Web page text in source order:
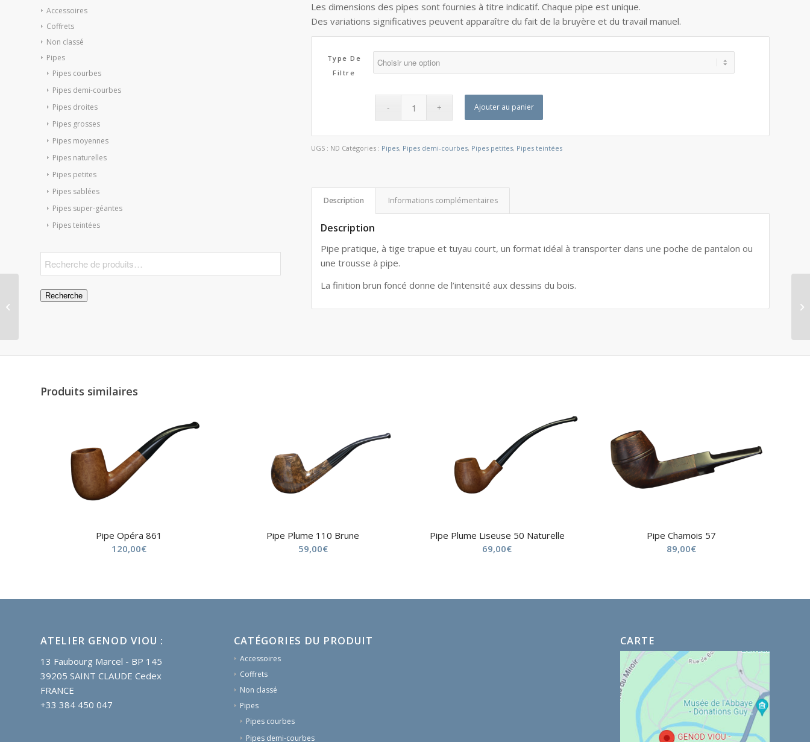
Accessoires
Coffrets
Non classé
Pipes
Pipes courbes
Pipes demi-courbes
Pipes droites
Pipes grosses
Pipes moyennes
Pipes naturelles
Pipes petites
Pipes sablées
Pipes super-géantes
Pipes teintées
Recherche
Les dimensions des pipes sont fournies à titre indicatif. Chaque pipe est unique.
Des variations significatives peuvent apparaître du fait de la bruyère et du travail manuel.
Type De
Filtre
Ajouter au panier
UGS : ND Catégories : Pipes, Pipes demi-courbes, Pipes petites, Pipes teintées
Description Informations complémentaires
Description
Pipe pratique, à tige trapue et tuyau court, un format idéal à transporter dans une poche de pantalon ou
une trousse à pipe.
La finition brun foncé donne de l’intensité aux dessins du bois.
Produits similaires
Pipe Opéra 861
120,00€
Pipe Plume 110 Brune
59,00€
Pipe Plume Liseuse 50 Naturelle
69,00€
Pipe Chamois 57
89,00€
ATELIER GENOD VIOU :
13 Faubourg Marcel - BP 145
39205 SAINT CLAUDE Cedex
FRANCE
+33 384 450 047
CATÉGORIES DU PRODUIT
Accessoires
Coffrets
Non classé
Pipes
Pipes courbes
Pipes demi-courbes
CARTE
Pipe Brûle-Gueule 05